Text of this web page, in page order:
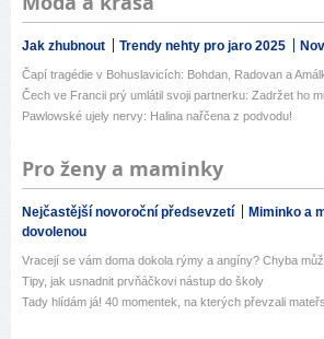
Jak zhubnout Trendy nehty pro jaro 2025
Čapí tragédie v Bohuslavicích: Bohdan, Radovan a
Čech ve Francii prý umlátil svoji partnerku: Zadržet ho
Pawlowské ujely nervy: Halina nařčena z podvodu!
Pro ženy a maminky
Nejčastější novoroční předsevzetí Miminko a
dovolenou
Vracejí se vám doma dokola rýmy a angíny? Chyba
Tipy, jak usnadnit prvňáčkovi nástup do školy
Tady hlídám já! 40 momentek, na kterých převzali